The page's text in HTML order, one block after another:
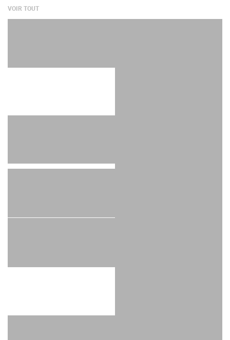
VOIR TOUT